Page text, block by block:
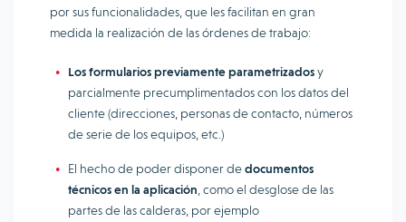
por sus funcionalidades, que les facilitan en gran
medida la realización de las órdenes de trabajo:
Los formularios previamente parametrizadosy
parcialmente precumplimentados con los datos del
cliente (direcciones, personas de contacto, números
de serie de los equipos, etc.)
El hecho de poder disponer dedocumentos
técnicos en la aplicación , como el desglose de las
partes de las calderas, por ejemplo